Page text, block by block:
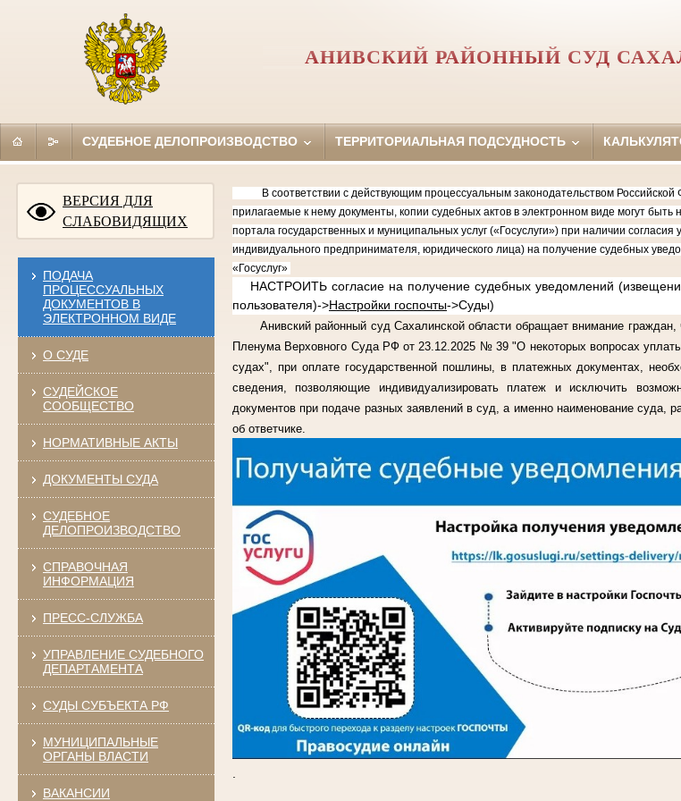
АНИВСКИЙ РАЙОННЫЙ СУД
СУДЕБНОЕ ДЕЛОПРОИЗВОДСТВО ТЕРРИТОРИАЛЬНАЯ ПОДСУДНОСТЬ
ВЕРСИЯ ДЛЯ
СЛАБОВИДЯЩИХ
ПОДАЧА
ПРОЦЕССУАЛЬНЫХ
ДОКУМЕНТОВ В
ЭЛЕКТРОННОМ ВИДЕ
О СУДЕ
СУДЕЙСКОЕ
СООБЩЕСТВО
НОРМАТИВНЫЕ АКТЫ
ДОКУМЕНТЫ СУДА
СУДЕБНОЕ
ДЕЛОПРОИЗВОДСТВО
СПРАВОЧНАЯ
ИНФОРМАЦИЯ
ПРЕСС-СЛУЖБА
УПРАВЛЕНИЕ СУДЕБНОГО
ДЕПАРТАМЕНТА
СУДЫ СУБЪЕКТА РФ
МУНИЦИПАЛЬНЫЕ
ОРГАНЫ ВЛАСТИ
ВАКАНСИИ
В соответствии с действующим процессуальным законодательством Российской
прилагаемые к нему документы, копии судебных актов в электронном виде могут
портала государственных и муниципальных услуг («Госуслуги») при наличии согласия
индивидуального предпринимателя, юридического лица) на получение судебных
«Госуслуг»
НАСТРОИТЬ согласие на получение судебных уведомлений
пользователя)->Настройки госпочты->Суды)
Анивский районный суд Сахалинской области обращает внимание граждан,
Пленума Верховного Суда РФ от 23.12.2025 № 39 "О некоторых вопросах
судах", при оплате государственной пошлины, в платежных документах,
сведения, позволяющие индивидуализировать платеж и исключить
документов при подаче разных заявлений в суд, а именно наименование суда,
об ответчике.
.